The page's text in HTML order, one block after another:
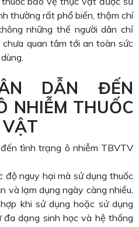
thường rất phổ biến, thậm chí
những thế người dân chỉ
quan tâm tới an toàn sức
DẪN ĐẾN
NHIỄM THUỐC
tình trạng ô nhiễm TBVTV
độ nguy hại mà sử dụng thuốc
và lạm dụng ngày càng nhiều,
khi sử dụng hoặc sử dụng
dạng sinh học và hệ thống